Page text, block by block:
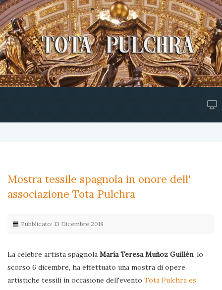
Mostra tessile spagnola in onore dell'
associazione Tota Pulchra
Pubblicato: 13 Dicembre 2018
La celebre artista spagnola María Teresa Muñoz Guillén, lo
scorso 6 dicembre, ha effettuato una mostra di opere
artistiche tessili in occasione dell'evento Tota Pulchra es